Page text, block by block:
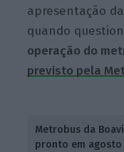
apresentação
quando
operação do
previsto pela
Metrobus da
pronto em agosto